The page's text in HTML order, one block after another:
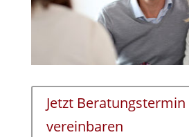
Jetzt Beratungstermin
vereinbaren